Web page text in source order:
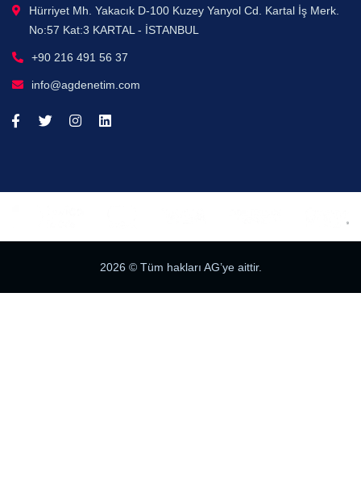
Hürriyet Mh. Yakacık D-100 Kuzey Yanyol Cd. Kartal İş Merk.
No:57 Kat:3 KARTAL - İSTANBUL
+90 216 491 56 37
info@agdenetim.com
2026 © Tüm hakları AG’ye aittir.